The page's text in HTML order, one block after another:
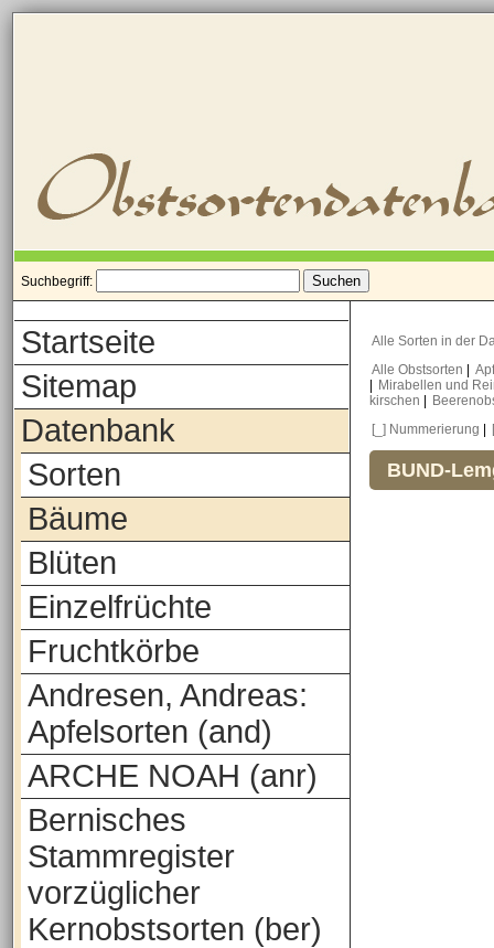
Suchbegriff:
Startseite
Sitemap
Datenbank
Sorten
Bäume
Blüten
Einzelfrüchte
Fruchtkörbe
Andresen, Andreas:
Apfelsorten (and)
ARCHE NOAH (anr)
Bernisches
Stammregister
vorzüglicher
Kernobstsorten (ber)
Alle Sorten in der
Alle Obstsorten
Mirabellen und
kirschen
[_] Nummerierung
BUND-